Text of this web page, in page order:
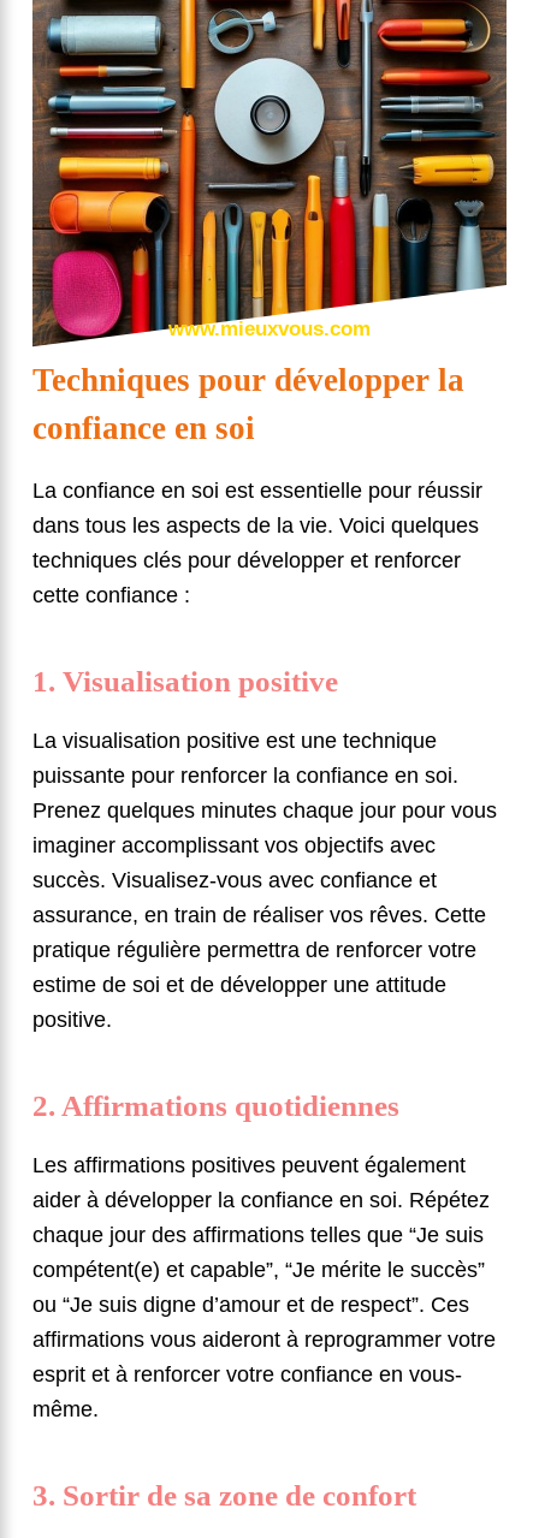
www.mieuxvous.com
Techniques pour développer la
confiance en soi
La confiance en soi est essentielle pour réussir
dans tous les aspects de la vie. Voici quelques
techniques clés pour développer et renforcer
cette confiance :
1. Visualisation positive
La visualisation positive est une technique
puissante pour renforcer la confiance en soi.
Prenez quelques minutes chaque jour pour vous
imaginer accomplissant vos objectifs avec
succès. Visualisez-vous avec confiance et
assurance, en train de réaliser vos rêves. Cette
pratique régulière permettra de renforcer votre
estime de soi et de développer une attitude
positive.
2. Affirmations quotidiennes
Les affirmations positives peuvent également
aider à développer la confiance en soi. Répétez
chaque jour des affirmations telles que “Je suis
compétent(e) et capable”, “Je mérite le succès”
ou “Je suis digne d’amour et de respect”. Ces
affirmations vous aideront à reprogrammer votre
esprit et à renforcer votre confiance en vous-
même.
3. Sortir de sa zone de confort